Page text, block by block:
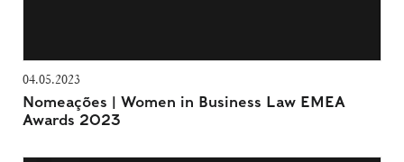
04.05.2023
Nomeações | Women in Business Law EMEA
Awards 2023